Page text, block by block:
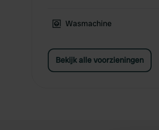
Wasmachine
Bekijk alle voorzieningen